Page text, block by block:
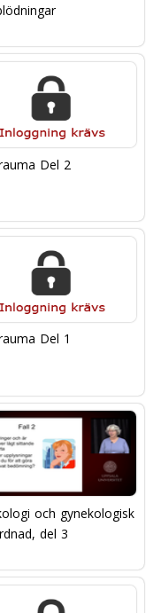
Del 2
Del 1
och gynekologisk
del 3